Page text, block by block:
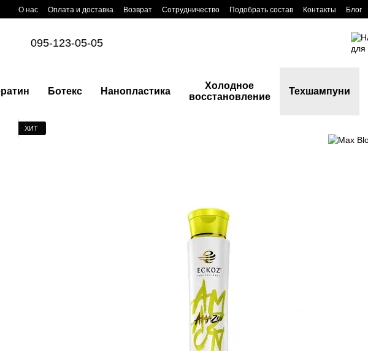
Перейти к основному контенту
О нас Оплата и доставка Возврат Сотрудничество Подобрать состав Контакты Блог
095-123-05-05
Ботекс Нанопластика
Холодное
восстановление
Техшампуни
ХИТ